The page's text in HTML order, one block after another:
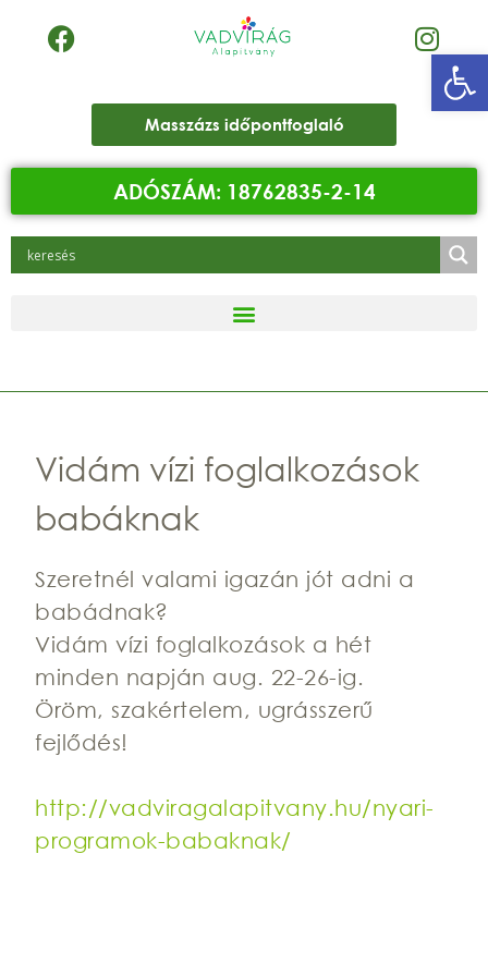
Masszázs időpontfoglaló
ADÓSZÁM: 18762835-2-14
Vidám vízi foglalkozások
babáknak
Szeretnél valami igazán jót adni a
babádnak?
Vidám vízi foglalkozások a hét
minden napján aug. 22-26-ig.
Öröm, szakértelem, ugrásszerű
fejlődés!
http://vadviragalapitvany.hu/nyari-
programok-babaknak/